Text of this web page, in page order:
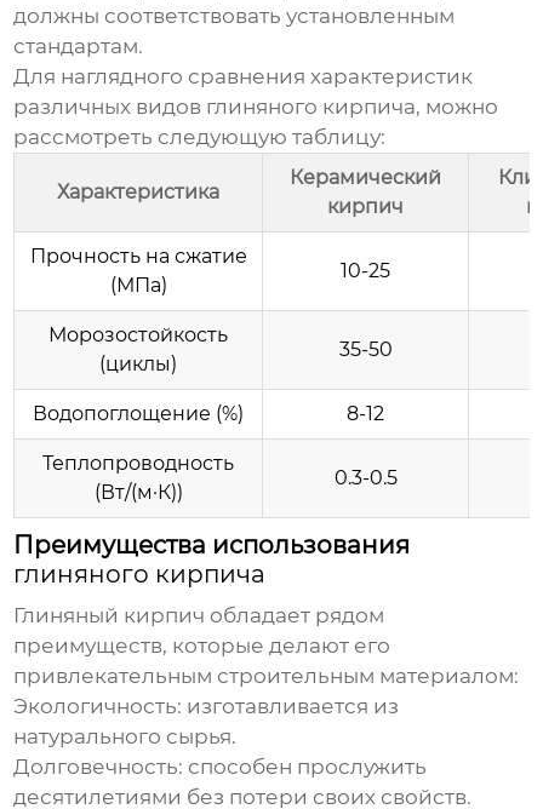
должны соответствовать установленным
стандартам.
Для наглядного сравнения характеристик
различных видов глиняного кирпича, можно
рассмотреть следующую таблицу:
Характеристика
Керамический
кирпич
Прочность на сжатие
(МПа)
10-25
Морозостойкость
(циклы)
35-50
Водопоглощение (%) 8-12
Теплопроводность
(Вт/(м·К))
0.3-0.5
Преимущества использования
глиняного кирпича
Глиняный кирпич обладает рядом
преимуществ, которые делают его
привлекательным строительным материалом:
Экологичность: изготавливается из
натурального сырья.
Долговечность: способен прослужить
десятилетиями без потери своих свойств.